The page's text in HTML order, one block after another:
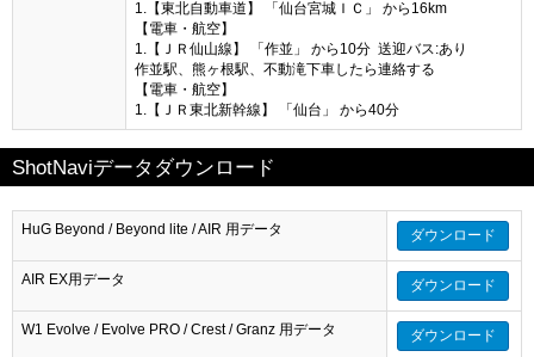
1.【東北自動車道】 「仙台宮城ＩＣ」 から16km
【電車・航空】
1.【ＪＲ仙山線】 「作並」 から10分 送迎バス:あり
作並駅、熊ヶ根駅、不動滝下車したら連絡する
【電車・航空】
1.【ＪＲ東北新幹線】 「仙台」 から40分
ShotNaviデータダウンロード
HuG Beyond / Beyond lite / AIR 用データ ダウンロード
AIR EX用データ ダウンロード
W1 Evolve / Evolve PRO / Crest / Granz 用データ ダウンロード